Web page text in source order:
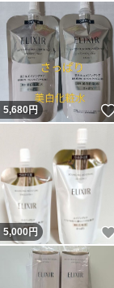
5,680円
5,000円